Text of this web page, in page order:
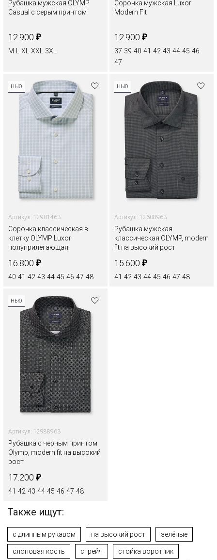
Рубашка мужская OLYMP
Casual с серым принтом
12.900 ₽
M L XL XXL 3XL
Сорочка мужская Luxor
Modern Fit
12.900 ₽
37 39 40 41 42 43 44 45 46
47
НЬЮ
Артикул: 12901463
Сорочка классическая в
клетку OLYMP Luxor
полуприлегающая
16.800 ₽
40 41 42 43 44 45 46 47 48
НЬЮ
Артикул: 12608963
Рубашка мужская
классическая OLYMP, modern
fit на высокий рост
15.600 ₽
41 42 43 44 45 46 47 48
НЬЮ
Артикул: 12988963
Рубашка с черным принтом
Olymp, modern fit на высокий
рост
17.200 ₽
41 42 43 44 45 46 47 48
Также ищут:
с длинным рукавом на высокий рост зелёные
слоновая кость стрейч стойка воротник